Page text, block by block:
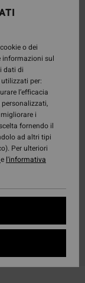
o dei
informazioni sul
dati di
per:
l’efficacia
i
fornendo il
ad altri tipi
Per ulteriori
e l'informativa